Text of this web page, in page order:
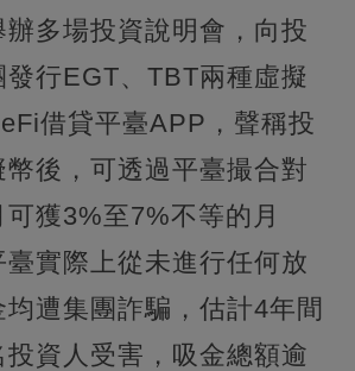
辦多場投資說明會，向投
發行EGT、TBT兩種虛擬
借貸平臺APP，聲稱投
幣後，可透過平臺撮合對
獲3%至7%不等的月
實際上從未進行任何放
遭集團詐騙，估計4年間
資人受害，吸金總額逾